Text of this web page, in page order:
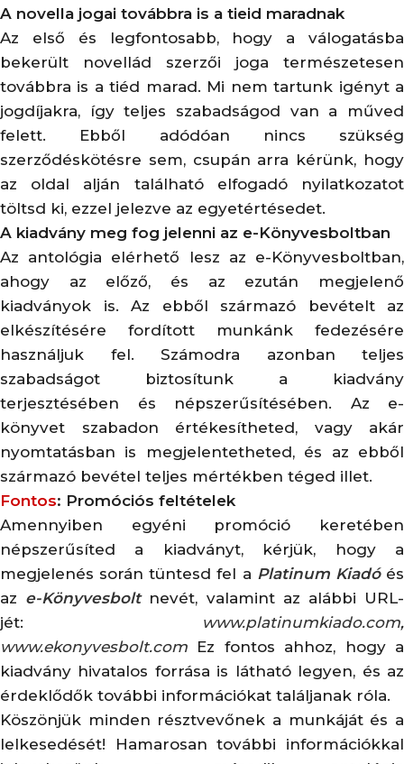
A novella jogai továbbra is a tieid maradnak
Az első és legfontosabb, hogy a válogatásba
bekerült novellád szerzői joga természetesen
továbbra is a tiéd marad. Mi nem tartunk igényt a
jogdíjakra, így teljes szabadságod van a műved
felett. Ebből adódóan nincs szükség
szerződéskötésre sem, csupán arra kérünk, hogy
az oldal alján található elfogadó nyilatkozatot
töltsd ki, ezzel jelezve az egyetértésedet.
A kiadvány meg fog jelenni az e-Könyvesboltban
Az antológia elérhető lesz az e-Könyvesboltban,
ahogy az előző, és az ezután megjelenő
kiadványok is. Az ebből származó bevételt az
elkészítésére fordított munkánk fedezésére
használjuk fel. Számodra azonban teljes
szabadságot biztosítunk a kiadvány
terjesztésében és népszerűsítésében. Az e-
könyvet szabadon értékesítheted, vagy akár
nyomtatásban is megjelentetheted, és az ebből
származó bevétel teljes mértékben téged illet.
Fontos: Promóciós feltételek
Amennyiben egyéni promóció keretében
népszerűsíted a kiadványt, kérjük, hogy a
megjelenés során tüntesd fel a Platinum Kiadóés
az e-Könyvesboltnevét, valamint az alábbi URL-
jét: www.platinumkiado.com,
www.ekonyvesbolt.com Ez fontos ahhoz, hogy a
kiadvány hivatalos forrása is látható legyen, és az
érdeklődők további információkat találjanak róla.
Köszönjük minden résztvevőnek a munkáját és a
lelkesedését! Hamarosan további információkkal